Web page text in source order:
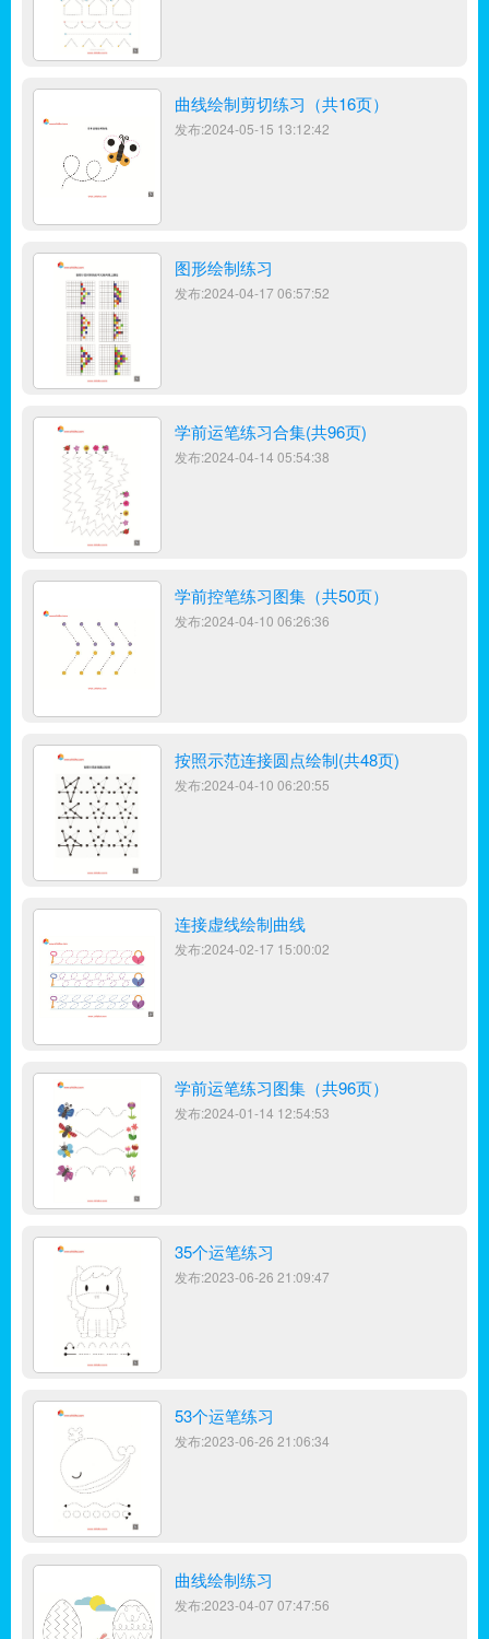
曲线绘制剪切练习（共16页）
发布:2024-05-15 13:12:42
图形绘制练习
发布:2024-04-17 06:57:52
学前运笔练习合集(共96页)
发布:2024-04-14 05:54:38
学前控笔练习图集（共50页）
发布:2024-04-10 06:26:36
按照示范连接圆点绘制(共48页)
发布:2024-04-10 06:20:55
连接虚线绘制曲线
发布:2024-02-17 15:00:02
学前运笔练习图集（共96页）
发布:2024-01-14 12:54:53
35个运笔练习
发布:2023-06-26 21:09:47
53个运笔练习
发布:2023-06-26 21:06:34
曲线绘制练习
发布:2023-04-07 07:47:56